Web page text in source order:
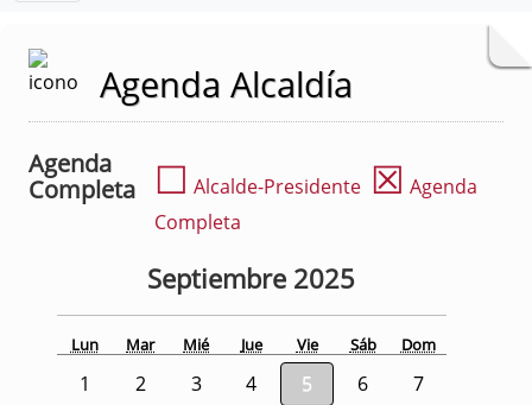
Agenda Alcaldía
Agenda
Completa
☐ Alcalde-Presidente ☒ Agenda
Completa
Septiembre 2025
Lun Mar Mié Jue Vie Sáb Dom
1 2 3 4 5 6
7